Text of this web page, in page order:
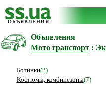
ОБЪЯВЛЕНИЯ
Объявления
Мото транспорт :
Ботинки(2)
Костюмы, комбинезоны(7)